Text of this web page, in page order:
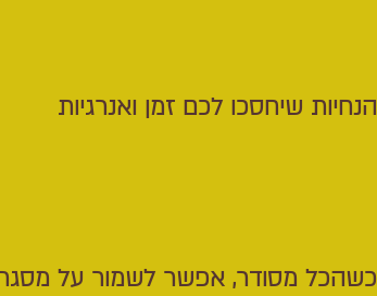
הנחיות שיחסכו לכם זמן ואנרגיות
כשהכל מסודר, אפשר לשמור על